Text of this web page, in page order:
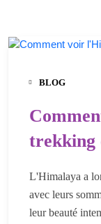
BLOG
trekking
L'Himalaya a
avec leurs
leur beauté